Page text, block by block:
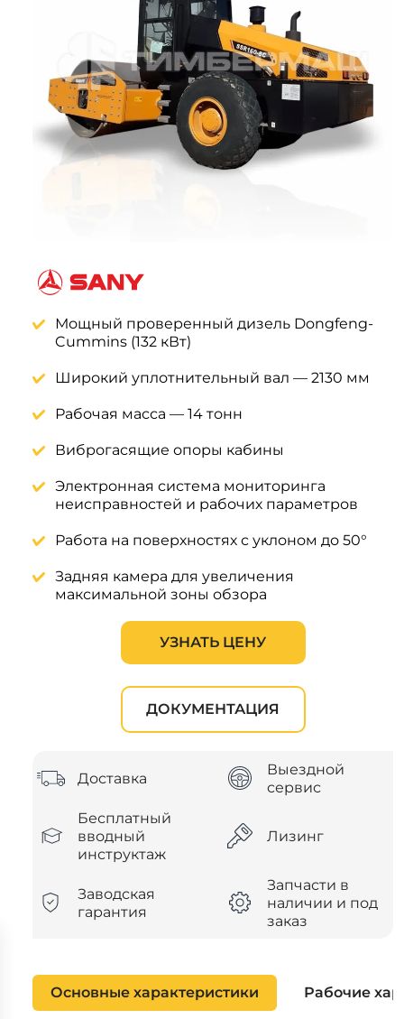
Мощный проверенный дизель Dongfeng-
Cummins (132 кВт)
Широкий уплотнительный вал — 2130 мм
Рабочая масса — 14 тонн
Виброгасящие опоры кабины
Электронная система мониторинга
неисправностей и рабочих параметров
Работа на поверхностях с уклоном до 50°
Задняя камера для увеличения
максимальной зоны обзора
УЗНАТЬ ЦЕНУ
ДОКУМЕНТАЦИЯ
Доставка
Выездной
сервис
Бесплатный
вводный
инструктаж
Лизинг
Заводская
гарантия
Запчасти в
наличии и под
заказ
Основные характеристики Рабочие
Системы 3D нивелирования
Мини-погрузчики
Грейферные захваты
Посевная техника